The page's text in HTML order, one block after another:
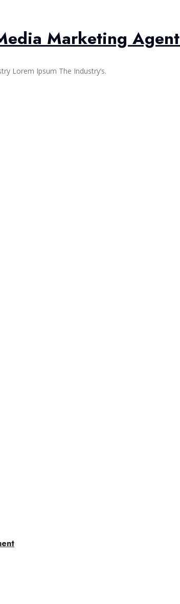
Marketing
Lorem Ipsum The Industry’s.